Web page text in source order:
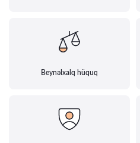
Beynəlxalq hüquq